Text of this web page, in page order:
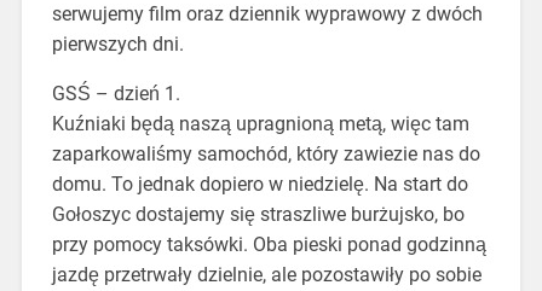
serwujemy film oraz dziennik wyprawowy z dwóch
pierwszych dni.
GSŚ – dzień 1.
Kuźniaki będą naszą upragnioną metą, więc tam
zaparkowaliśmy samochód, który zawiezie nas do
domu. To jednak dopiero w niedzielę. Na start do
Gołoszyc dostajemy się straszliwe burżujsko, bo
przy pomocy taksówki. Oba pieski ponad godzinną
jazdę przetrwały dzielnie, ale pozostawiły po sobie